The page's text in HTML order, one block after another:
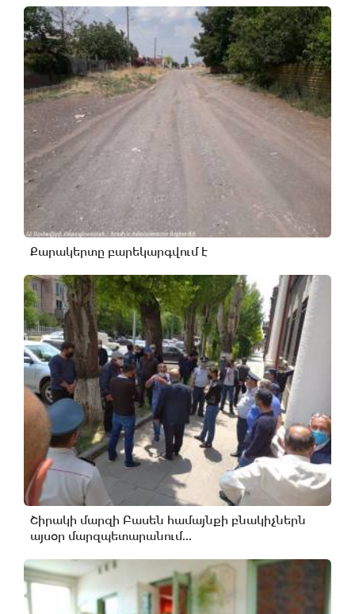
Քարակերտը բարեկարգվում է
Շիրակի մարզի Բասեն համայնքի բնակիչներն
այսօր մարզպետարանում...